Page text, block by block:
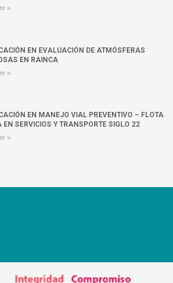
»
EN EVALUACIÓN DE ATMÓSFERAS
EN RAINCA
»
EN MANEJO VIAL PREVENTIVO – FLOTA
EN SERVICIOS Y TRANSPORTE SIGLO 22
»